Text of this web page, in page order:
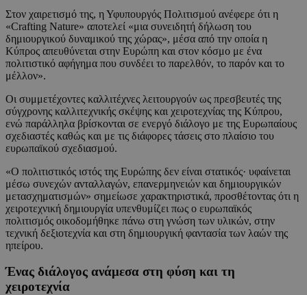
Στον χαιρετισμό της, η Υφυπουργός Πολιτισμού ανέφερε ότι η
«Crafting Nature» αποτελεί «μια συνειδητή δήλωση του
δημιουργικού δυναμικού της χώρας», μέσα από την οποία η
Κύπρος απευθύνεται στην Ευρώπη και στον κόσμο με ένα
πολιτιστικό αφήγημα που συνδέει το παρελθόν, το παρόν και το
μέλλον».
Οι συμμετέχοντες καλλιτέχνες λειτουργούν ως πρεσβευτές της
σύγχρονης καλλιτεχνικής σκέψης και χειροτεχνίας της Κύπρου,
ενώ παράλληλα βρίσκονται σε ενεργό διάλογο με της Ευρωπαίους
σχεδιαστές καθώς και με τις διάφορες τάσεις στο πλαίσιο του
ευρωπαϊκού σχεδιασμού.
«Ο πολιτιστικός ιστός της Ευρώπης δεν είναι στατικός· υφαίνεται
μέσω συνεχών ανταλλαγών, επανερμηνειών και δημιουργικών
μετασχηματισμών» σημείωσε χαρακτηριστικά, προσθέτοντας ότι η
χειροτεχνική δημιουργία υπενθυμίζει πως ο ευρωπαϊκός
πολιτισμός οικοδομήθηκε πάνω στη γνώση των υλικών, στην
τεχνική δεξιοτεχνία και στη δημιουργική φαντασία των λαών της
ηπείρου.
Ένας διάλογος ανάμεσα στη φύση και τη
χειροτεχνία